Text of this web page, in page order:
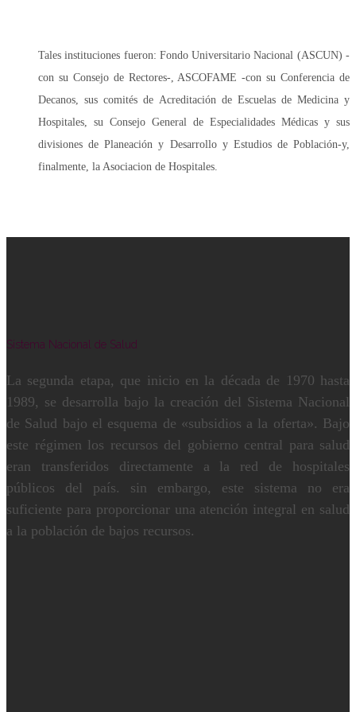
Tales instituciones fueron: Fondo Universitario Nacional (ASCUN) -
con su Consejo de Rectores-, ASCOFAME -con su Conferencia de
Decanos, sus comités de Acreditación de Escuelas de Medicina y
Hospitales, su Consejo General de Especialidades Médicas y sus
divisiones de Planeación y Desarrollo y Estudios de Población-y,
finalmente, la Asociacion de Hospitales.
Sistema Nacional de Salud
La segunda etapa, que inicio en la década de 1970 hasta
1989, se desarrolla bajo la creación del Sistema Nacional
de Salud bajo el esquema de «subsidios a la oferta». Bajo
este régimen los recursos del gobierno central para salud
eran transferidos directamente a la red de hospitales
públicos del país. sin embargo, este sistema no era
suficiente para proporcionar una atención integral en salud
a la población de bajos recursos.